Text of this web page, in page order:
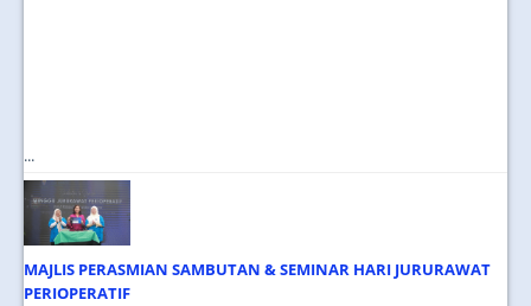
...
MAJLIS PERASMIAN SAMBUTAN & SEMINAR HARI JURURAWAT
PERIOPERATIF